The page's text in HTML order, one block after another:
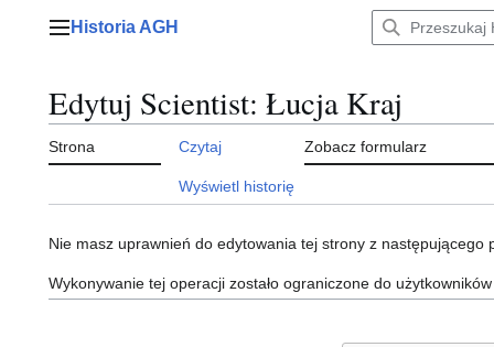
Menu główne
Historia AGH
Edytuj Scientist: Łucja Kraj
Strona Czytaj Zobacz formularz
Wyświetl historię
Nie masz uprawnień do edytowania tej strony z następującego
Wykonywanie tej operacji zostało ograniczone do